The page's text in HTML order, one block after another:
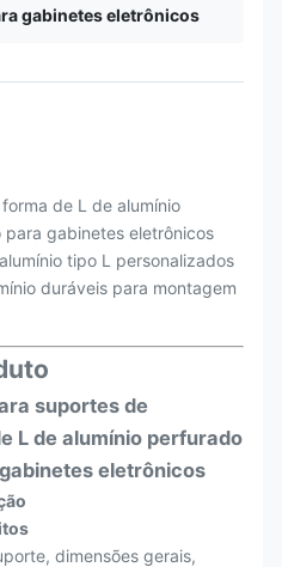
gabinetes eletrônicos
de L de alumínio
gabinetes eletrônicos
tipo L personalizados
duráveis para montagem
suportes de
L de alumínio perfurado
eletrônicos
dimensões gerais,